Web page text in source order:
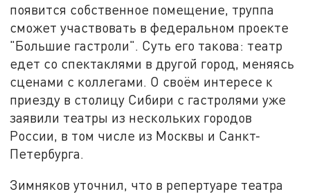
появится собственное помещение, труппа
сможет участвовать в федеральном проекте
"Большие гастроли". Суть его такова: театр
едет со спектаклями в другой город, меняясь
сценами с коллегами. О своём интересе к
приезду в столицу Сибири с гастролями уже
заявили театры из нескольких городов
России, в том числе из Москвы и Санкт-
Петербурга.
Зимняков уточнил, что в репертуаре театра